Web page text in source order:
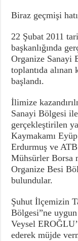
Biraz geçmişi
22 Şubat 2011
başkanlığında
Organize Sanayi
toplantıda alınan
başlandı.
İlimize
Sanayi Bölgesi
gerçekleştirilen
Kaymakamı
Erdurmuş ve
Mühsürler Borsa
Organize Besi
bulundular.
Şuhut İlçemizin
Bölgesi”ne
Veysel
ederek müjde